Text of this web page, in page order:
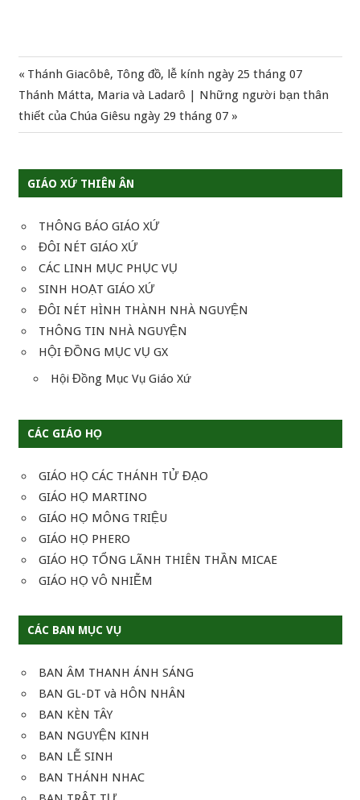
GIÁO XỨ THIÊN ÂN
THÔNG BÁO GIÁO XỨ
ĐÔI NÉT GIÁO XỨ
CÁC LINH MỤC PHỤC VỤ
SINH HOẠT GIÁO XỨ
ĐÔI NÉT HÌNH THÀNH NHÀ NGUYỆN
THÔNG TIN NHÀ NGUYỆN
HỘI ĐỒNG MỤC VỤ GX
Hội Đồng Mục Vụ Giáo Xứ
CÁC GIÁO HỌ
GIÁO HỌ CÁC THÁNH TỬ ĐẠO
GIÁO HỌ MARTINO
GIÁO HỌ MÔNG TRIỆU
GIÁO HỌ PHERO
GIÁO HỌ TỔNG LÃNH THIÊN THẦN MICAE
GIÁO HỌ VÔ NHIỄM
CÁC BAN MỤC VỤ
BAN ÂM THANH ÁNH SÁNG
BAN GL-DT và HÔN NHÂN
BAN KÈN TÂY
BAN NGUYỆN KINH
BAN LỄ SINH
BAN THÁNH NHAC
Điều
hướng
viết
Previous
Post:
Thánh Giacôbê, Tông đồ, lễ kính ngày 25 tháng 07
Next
Post:
Thánh Mátta, Maria và Ladarô | Những người bạn thân
thiết của Chúa Giêsu ngày 29 tháng 07